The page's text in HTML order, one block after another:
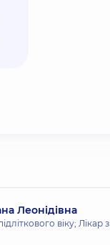
Леонідівна
віку; Лікар